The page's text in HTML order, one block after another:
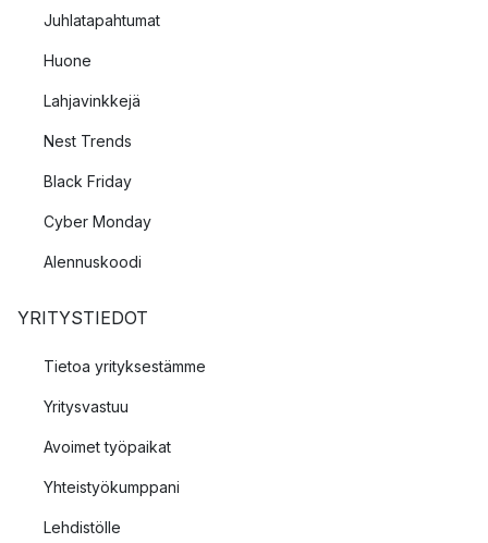
Juhlatapahtumat
Huone
Lahjavinkkejä
Nest Trends
Black Friday
Cyber Monday
Alennuskoodi
YRITYSTIEDOT
Tietoa yrityksestämme
Yritysvastuu
Avoimet työpaikat
Yhteistyökumppani
Lehdistölle